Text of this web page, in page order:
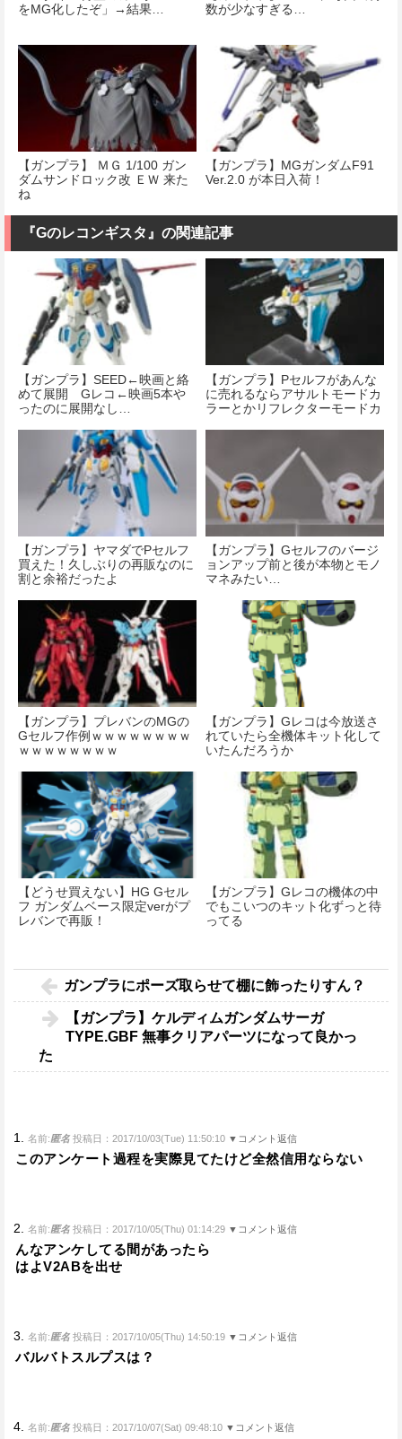
をMG化したぞ」→結果…
数が少なすぎる…
【ガンプラ】 ＭＧ 1/100 ガン
ダムサンドロック改 ＥＷ 来た
ね
【ガンプラ】MGガンダムF91
Ver.2.0 が本日入荷！
『Gのレコンギスタ』の関連記事
【ガンプラ】SEED←映画と絡
めて展開 Gレコ←映画5本や
ったのに展開なし…
【ガンプラ】Pセルフがあんな
に売れるならアサルトモードカ
ラーとかリフレクターモードカ
【ガンプラ】ヤマダでPセルフ
買えた！久しぶりの再販なのに
割と余裕だったよ
【ガンプラ】Gセルフのバージ
ョンアップ前と後が本物とモノ
マネみたい…
【ガンプラ】プレバンのMGの
Gセルフ作例ｗｗｗｗｗｗｗｗ
ｗｗｗｗｗｗｗｗ
【ガンプラ】Gレコは今放送さ
れていたら全機体キット化して
いたんだろうか
【どうせ買えない】HG Gセル
フ ガンダムベース限定verがプ
レバンで再販！
【ガンプラ】Gレコの機体の中
でもこいつのキット化ずっと待
ってる
ガンプラにポーズ取らせて棚に飾ったりすん？
【ガンプラ】ケルディムガンダムサーガ
TYPE.GBF 無事クリアパーツになって良かっ
た
1. 名前:匿名 投稿日：2017/10/03(Tue) 11:50:10 ▼コメント返信
このアンケート過程を実際見てたけど全然信用ならない
2. 名前:匿名 投稿日：2017/10/05(Thu) 01:14:29 ▼コメント返信
んなアンケしてる間があったら
はよV2ABを出せ
3. 名前:匿名 投稿日：2017/10/05(Thu) 14:50:19 ▼コメント返信
バルバトスルプスは？
4. 名前:匿名 投稿日：2017/10/07(Sat) 09:48:10 ▼コメント返信